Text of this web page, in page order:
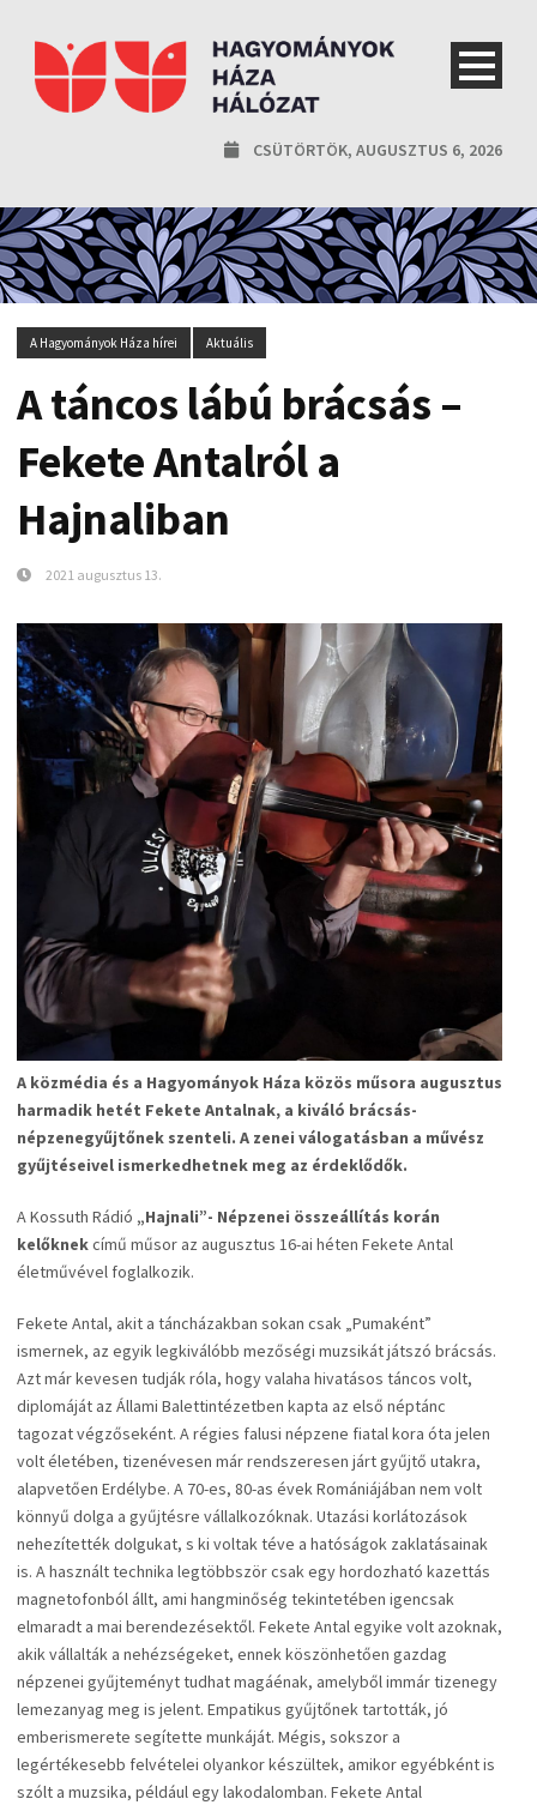
CSÜTÖRTÖK, AUGUSZTUS 6, 2026
A Hagyományok Háza hírei Aktuális
A táncos lábú brácsás –
Fekete Antalról a
Hajnaliban
2021 augusztus 13.
A közmédia és a Hagyományok Háza közös műsora augusztus
harmadik hetét Fekete Antalnak, a kiváló brácsás-
népzenegyűjtőnek szenteli. A zenei válogatásban a művész
gyűjtéseivel ismerkedhetnek meg az érdeklődők.
A Kossuth Rádió „Hajnali”- Népzenei összeállítás korán
kelőknekcímű műsor az augusztus 16-ai héten Fekete Antal
életművével foglalkozik.
Fekete Antal, akit a táncházakban sokan csak „Pumaként”
ismernek, az egyik legkiválóbb mezőségi muzsikát játszó brácsás.
Azt már kevesen tudják róla, hogy valaha hivatásos táncos volt,
diplomáját az Állami Balettintézetben kapta az első néptánc
tagozat végzőseként. A régies falusi népzene fiatal kora óta jelen
volt életében, tizenévesen már rendszeresen járt gyűjtő utakra,
alapvetően Erdélybe. A 70-es, 80-as évek Romániájában nem volt
könnyű dolga a gyűjtésre vállalkozóknak. Utazási korlátozások
nehezítették dolgukat, s ki voltak téve a hatóságok zaklatásainak
is. A használt technika legtöbbször csak egy hordozható kazettás
magnetofonból állt, ami hangminőség tekintetében igencsak
elmaradt a mai berendezésektől. Fekete Antal egyike volt azoknak,
akik vállalták a nehézségeket, ennek köszönhetően gazdag
népzenei gyűjteményt tudhat magáénak, amelyből immár tizenegy
lemezanyag meg is jelent. Empatikus gyűjtőnek tartották, jó
emberismerete segítette munkáját. Mégis, sokszor a
legértékesebb felvételei olyankor készültek, amikor egyébként is
szólt a muzsika, például egy lakodalomban. Fekete Antal